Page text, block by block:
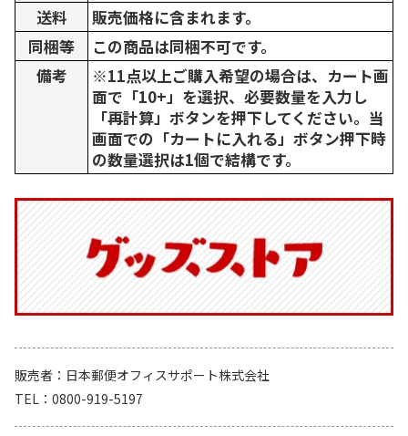
送料
販売価格に含まれます。
同梱等
この商品は同梱不可です。
備考
※11点以上ご購入希望の場合は、カート画
面で「10+」を選択、必要数量を入力し
「再計算」ボタンを押下してください。当
画面での「カートに入れる」ボタン押下時
の数量選択は1個で結構です。
販売者
日本郵便オフィスサポート株式会社
TEL
0800-919-5197